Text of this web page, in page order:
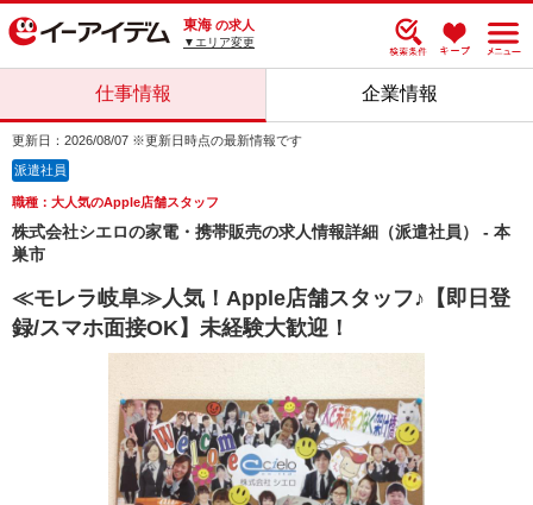
東海 の求人
▼エリア変更
仕事情報 企業情報
更新日：2026/08/07 ※更新日時点の最新情報です
派遣社員
職種：大人気のApple店舗スタッフ
株式会社シエロの家電・携帯販売の求人情報詳細（派遣社員） - 本
巣市
≪モレラ岐阜≫人気！Apple店舗スタッフ♪【即日登
録/スマホ面接OK】未経験大歓迎！